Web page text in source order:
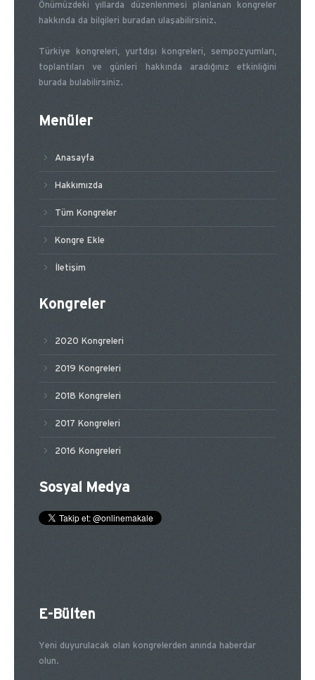
Önümüzdeki yıllarda düzenlenmesi planlanan kongreler
hakkında da bilgileri buradan ulaşabilirsiniz.
Türkiye kongreleri, yurtdışı kongreleri, sempozyumları,
toplantıları ve günleri hakkında aradığınız etkinliğini
burada bulabilirsiniz.
Menüler
Anasayfa
Hakkımızda
Tüm Kongreler
Kongre Ekle
İletişim
Kongreler
2020 Kongreleri
2019 Kongreleri
2018 Kongreleri
2017 Kongreleri
2016 Kongreleri
Sosyal Medya
E-Bülten
Yeni duyurulacak olan kongrelerden anında haberdar
olun.